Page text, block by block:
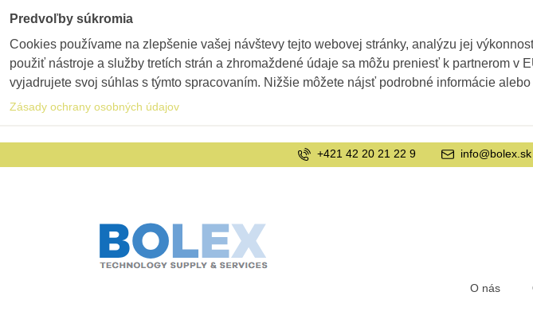
O nás
+421 42 20 21 22 9 info@bolex.sk
Predvoľby súkromia
Cookies používame na zlepšenie vašej návštevy tejto webovej stránky, analýzu jej
použiť nástroje a služby tretích strán a zhromaždené údaje sa môžu preniesť k partnerom v
vyjadrujete svoj súhlas s týmto spracovaním. Nižšie môžete nájsť podrobné informácie
Zásady ochrany osobných údajov